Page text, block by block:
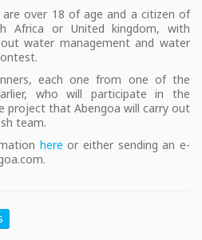
over 18 of age and a citizen of
Africa or United kingdom, with
water management and water
each one from one of the
who will participate in the
project that Abengoa will carry out
team.
here or either sending an e-